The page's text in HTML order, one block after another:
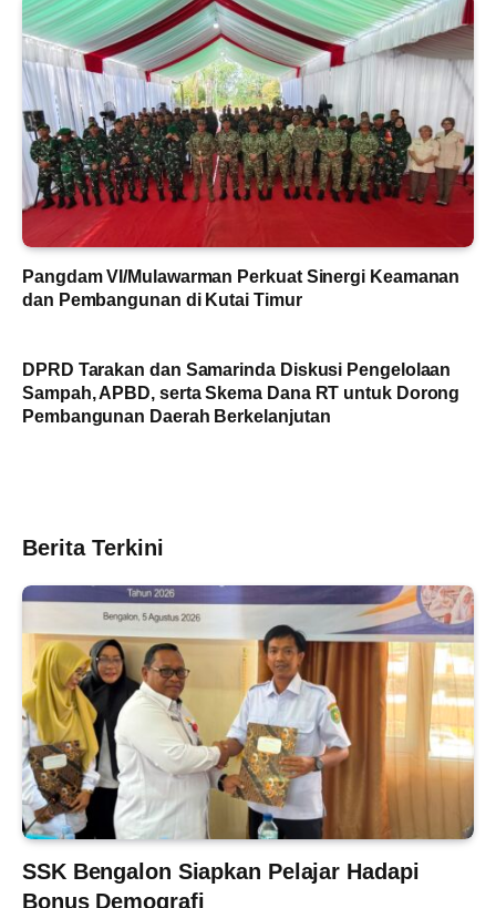
Pangdam VI/Mulawarman Perkuat Sinergi Keamanan
dan Pembangunan di Kutai Timur
DPRD Tarakan dan Samarinda Diskusi Pengelolaan
Sampah, APBD, serta Skema Dana RT untuk Dorong
Pembangunan Daerah Berkelanjutan
Berita Terkini
SSK Bengalon Siapkan Pelajar Hadapi
Bonus Demografi